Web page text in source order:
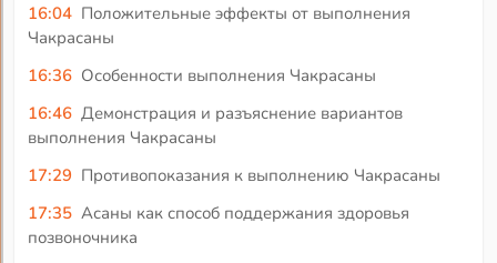
16:04 Положительные эффекты от выполнения
Чакрасаны
16:36 Особенности выполнения Чакрасаны
16:46 Демонстрация и разъяснение вариантов
выполнения Чакрасаны
17:29 Противопоказания к выполнению Чакрасаны
17:35 Асаны как способ поддержания здоровья
позвоночника